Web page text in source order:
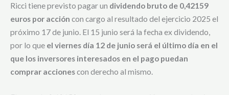
Ricci tiene previsto pagar un dividendo bruto de 0,42159
euros por acción con cargo al resultado del ejercicio 2025 el
próximo 17 de junio. El 15 junio será la fecha ex dividendo,
por lo que el viernes día 12 de junio será el último día en el
que los inversores interesados en el pago puedan
comprar accionescon derecho al mismo.